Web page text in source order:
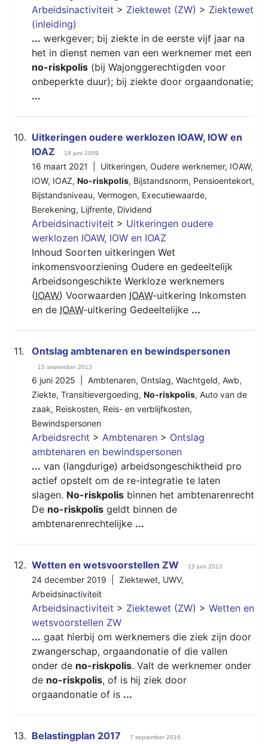
Arbeidsinactiviteit > Ziektewet (ZW) > Ziektewet
(inleiding)
... werkgever; bij ziekte in de eerste vijf jaar na
het in dienst nemen van een werknemer met een
no-riskpolis (bij Wajonggerechtigden voor
onbeperkte duur); bij ziekte door orgaandonatie;
...
10. Uitkeringen oudere werklozen IOAW, IOW en
IOAZ
18 juni 2009
16 maart 2021 | Uitkeringen, Oudere werknemer, IOAW,
IOW, IOAZ, No-riskpolis, Bijstandsnorm, Pensioentekort,
Bijstandsniveau, Vermogen, Executiewaarde,
Berekening, Lijfrente, Dividend
Arbeidsinactiviteit > Uitkeringen oudere
werklozen IOAW, IOW en IOAZ
Inhoud Soorten uitkeringen Wet
inkomensvoorziening Oudere en gedeeltelijk
Arbeidsongeschikte Werkloze werknemers
(IOAW) Voorwaarden IOAW-uitkering Inkomsten
en de IOAW-uitkering Gedeeltelijke ...
11. Ontslag ambtenaren en bewindspersonen
15 september 2013
6 juni 2025 | Ambtenaren, Ontslag, Wachtgeld, Awb,
Ziekte, Transitievergoeding, No-riskpolis, Auto van de
zaak, Reiskosten, Reis- en verblijfkosten,
Bewindspersonen
Arbeidsrecht > Ambtenaren > Ontslag
ambtenaren en bewindspersonen
... van (langdurige) arbeidsongeschiktheid pro
actief opstelt om de re-integratie te laten
slagen. No-riskpolis binnen het ambtenarenrecht
De no-riskpolis geldt binnen de
ambtenarenrechtelijke ...
12. Wetten en wetsvoorstellen ZW 13 juni 2013
24 december 2019 | Ziektewet, UWV,
Arbeidsinactiviteit
Arbeidsinactiviteit > Ziektewet (ZW) > Wetten en
wetsvoorstellen ZW
... gaat hierbij om werknemers die ziek zijn door
zwangerschap, orgaandonatie of die vallen
onder de no-riskpolis. Valt de werknemer onder
de no-riskpolis, of is hij ziek door
orgaandonatie of is ...
13. Belastingplan 2017 7 september 2016